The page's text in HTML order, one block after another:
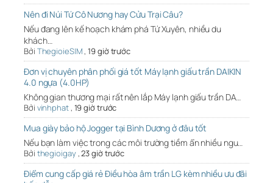
Nên đi Núi Tứ Cô Nương hay Cửu Trại Câu?
Nếu đang lên kế hoạch khám phá Tứ Xuyên, nhiều du
khách…
Bởi ThegioieSIM,19 giờ trước
Đơn vị chuyên phân phối giá tốt Máy lạnh giấu trần DAIKIN
4.0 ngựa (4.0HP)
Không gian thương mại rất nên lắp Máy lạnh giấu trần DA…
Bởi vinhphat, 19 giờ trước
Mua giày bảo hộ Jogger tại Bình Dương ở đâu tốt
Nếu bạn làm việc trong các môi trường tiềm ẩn nhiều ngu…
Bởi thegioigay,23 giờ trước
Điểm cung cấp giá rẻ Điều hòa âm trần LG kèm nhiều ưu đãi